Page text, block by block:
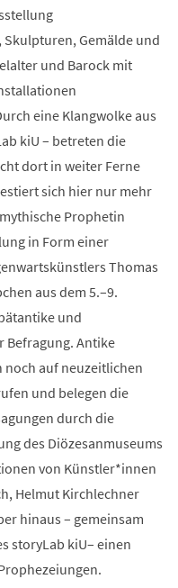
Skulpturen, Gemälde und
und Barock mit
eine Klangwolke aus
kiU – betreten die
dort in weiter Ferne
sich hier nur mehr
Prophetin
in Form einer
Thomas
aus dem 5.–9.
und
Antike
noch auf neuzeitlichen
und belegen die
durch die
des Diözesanmuseums
von Künstler*innen
Helmut Kirchlechner
hinaus – gemeinsam
storyLab kiU– einen